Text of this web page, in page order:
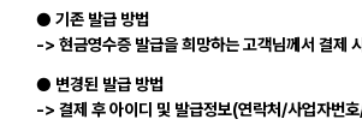
● 기존 발급 방법
-> 현금영수증 발급을 희망하는 고객님께서 결제
● 변경된 발급 방법
-> 결제 후 아이디 및 발급정보(연락처/사업자번